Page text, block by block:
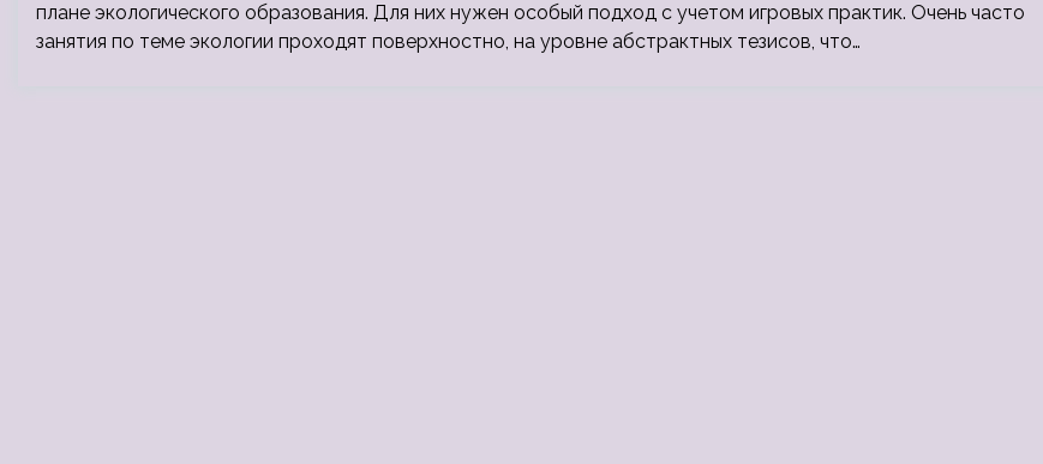
плане экологического образования. Для них нужен особый подход с учетом игровых практик. Очень часто
занятия по теме экологии проходят поверхностно, на уровне абстрактных тезисов, что…